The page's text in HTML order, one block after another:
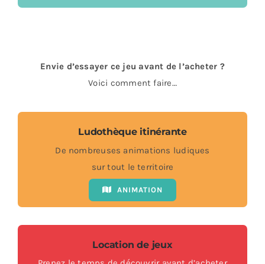
Envie d’essayer ce jeu avant de l’acheter ?
Voici comment faire…
Ludothèque itinérante
De nombreuses animations ludiques
sur tout le territoire
ANIMATION
Location de jeux